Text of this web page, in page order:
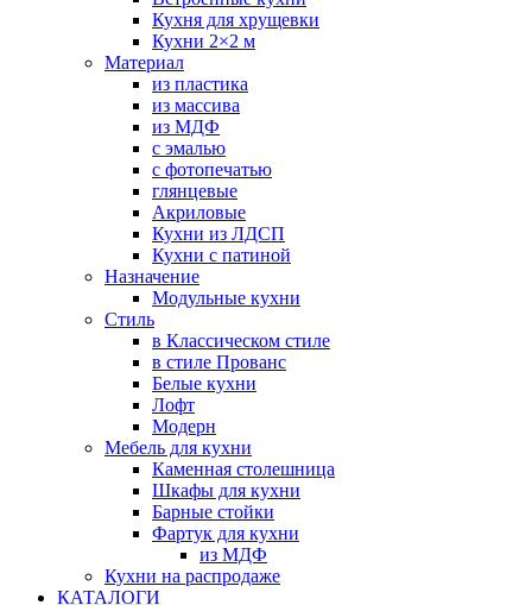
Кухня для хрущевки
Кухни 2×2 м
Материал
из пластика
из массива
из МДФ
с эмалью
с фотопечатью
глянцевые
Акриловые
Кухни из ЛДСП
Кухни с патиной
Назначение
Модульные кухни
Стиль
в Классическом стиле
в стиле Прованс
Белые кухни
Лофт
Модерн
Мебель для кухни
Каменная столешница
Шкафы для кухни
Барные стойки
Фартук для кухни
из МДФ
Кухни на распродаже
КАТАЛОГИ